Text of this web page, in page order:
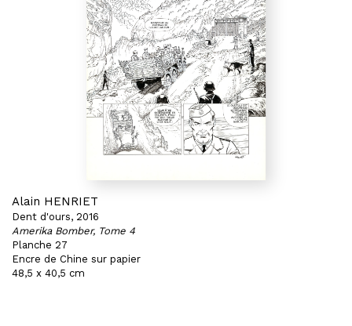
Alain HENRIET
Dent d'ours, 2016
Amerika Bomber, Tome 4
Planche 27
Encre de Chine sur papier
48,5 x 40,5 cm